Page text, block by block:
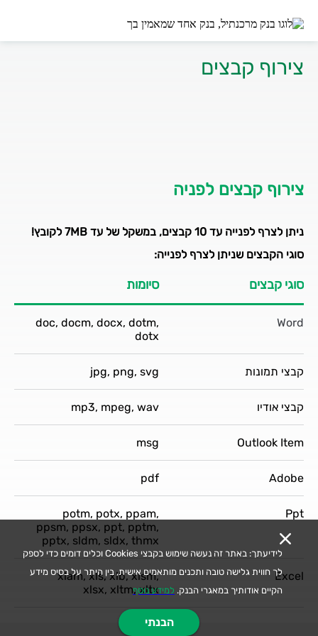
לידיעתך: באתר זה נעשה שימוש בקבצי Cookies וכלים דומים כדי לספק
לך חווית גלישה טובה ותכנים מותאמים אישית, בין היתר על בסיס מידע
הקיים אודותיך במאגרי הבנק. למידע נוסף
הבנתי
צירוף קבצים לפניה
ניתן לצרף לפנייה עד 10 קבצים, במשקל של עד 7MB לקובץ!
סוגי הקבצים שניתן לצרף לפנייה:
סוגי קבצים סיומות
Word
doc, docm, docx, dotm,
dotx
קבצי תמונות jpg, png, svg
קבצי אודיו mp3, mpeg, wav
Outlook Item
msg
Adobe
pdf
Ppt
potm, potx, ppam,
ppsm, ppsx, ppt, pptm,
pptx, sldm, sldx, thmx
Excel
xlam, xls, xlb, xlsm,
xlsx, xltm, xltx